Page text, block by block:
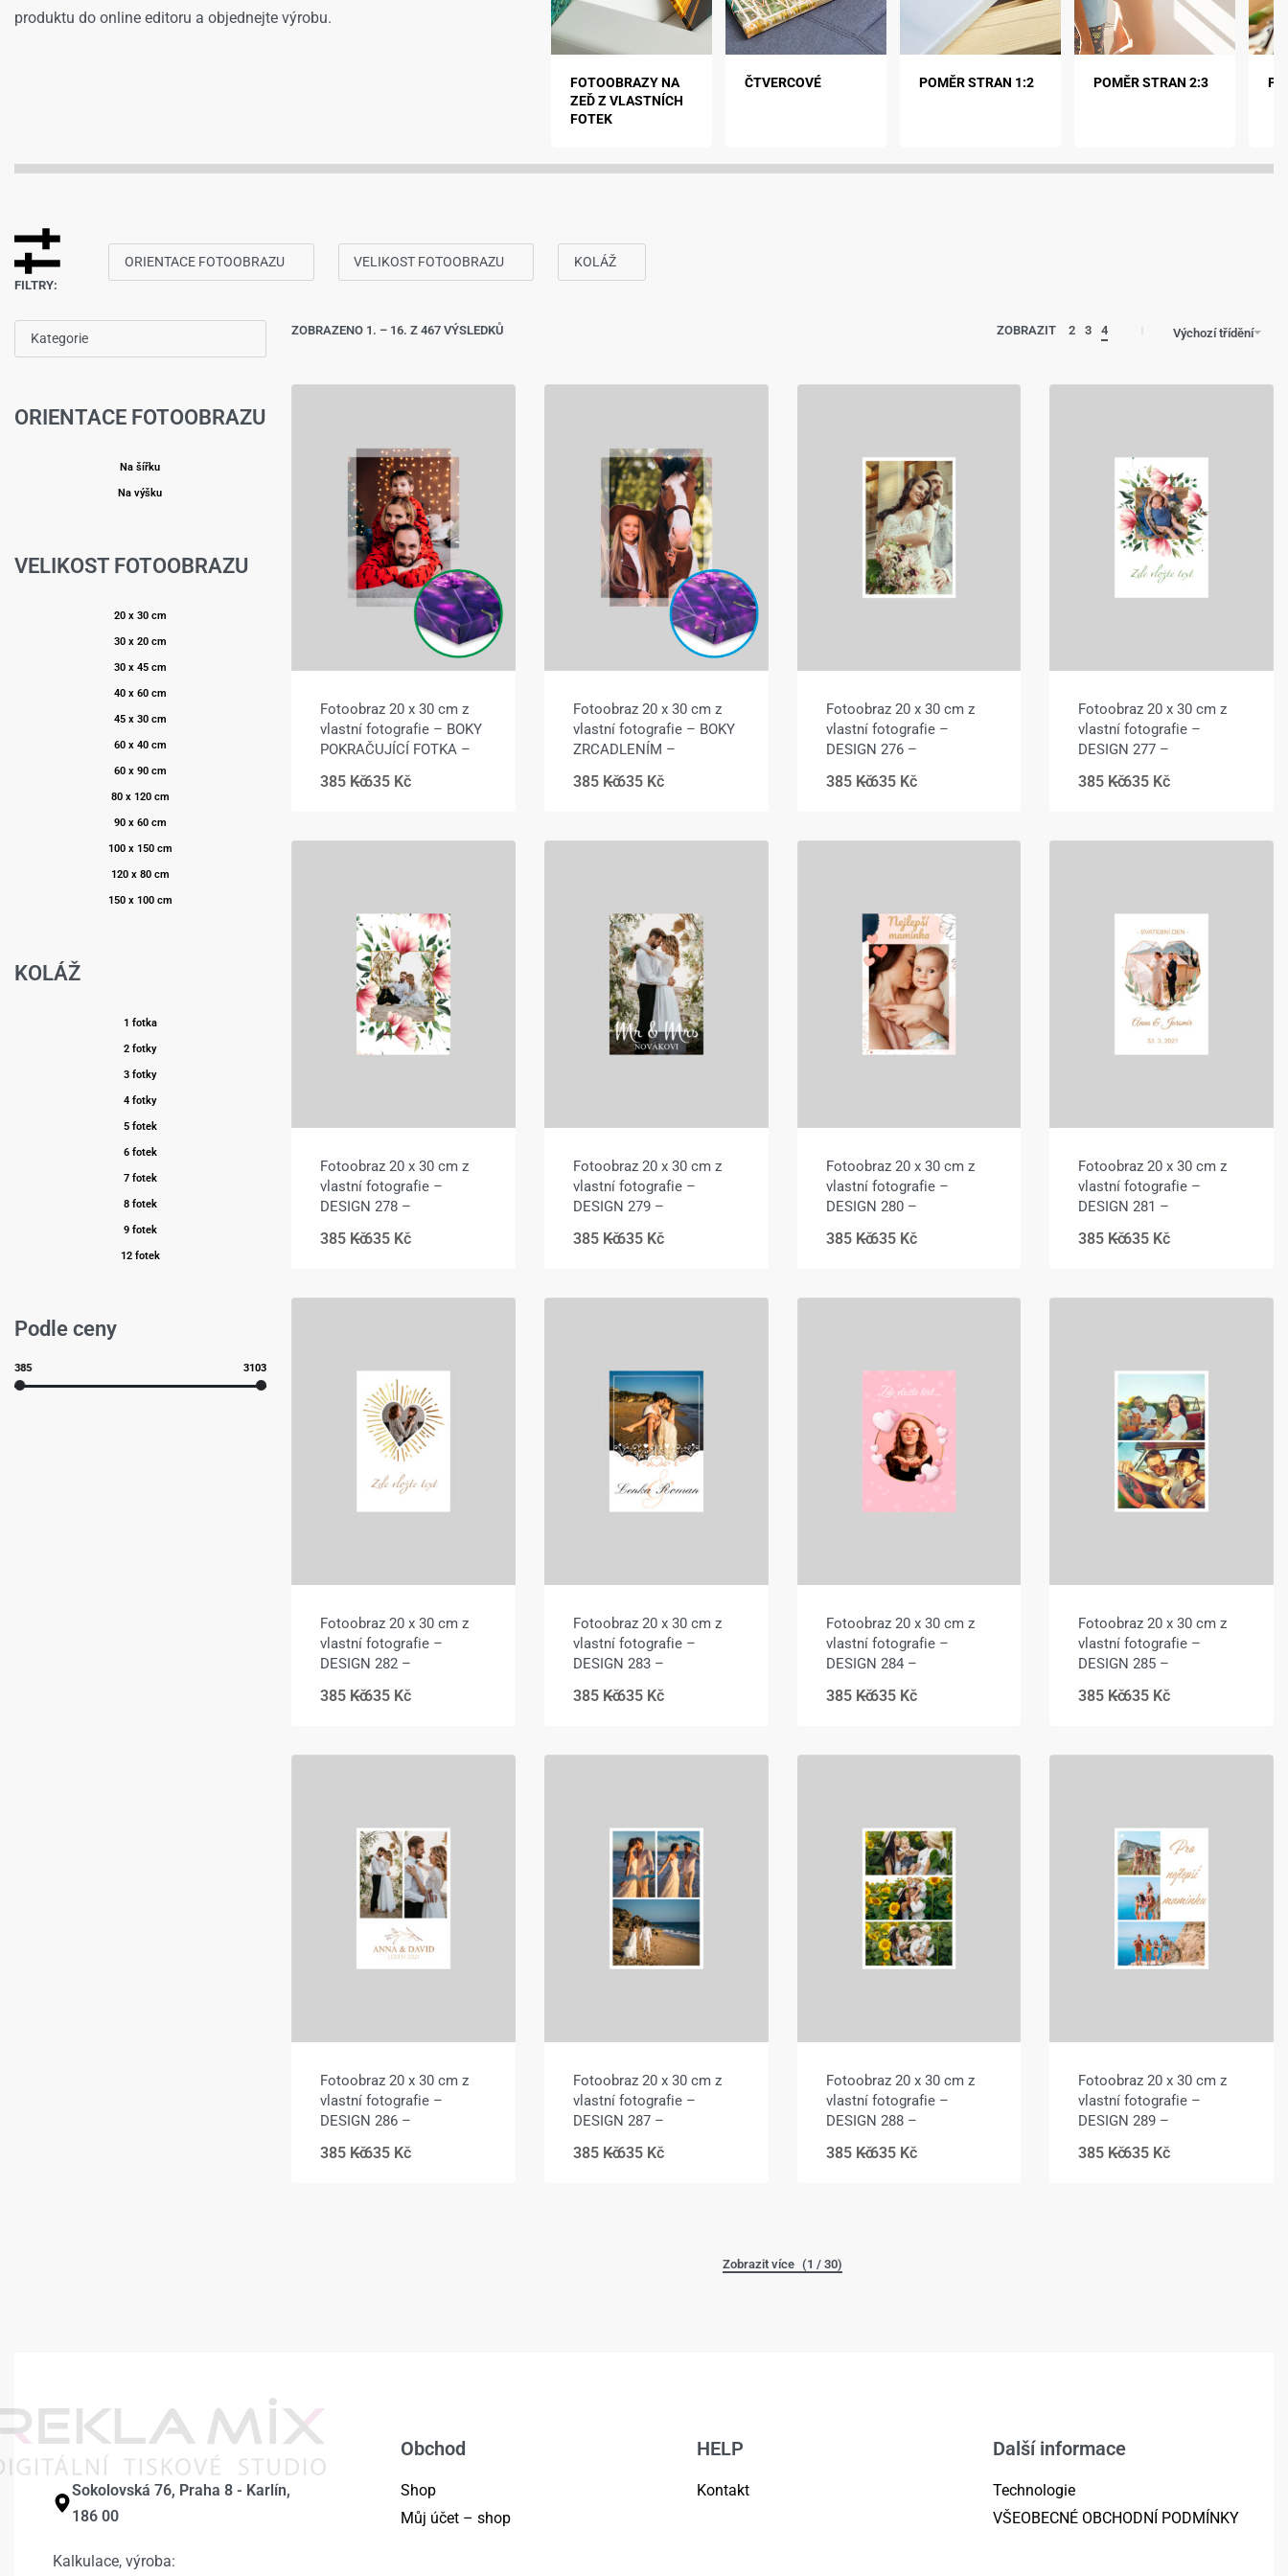
produktu do online editoru a objednejte výrobu.
FOTOOBRAZY NA
ZEĎ Z VLASTNÍCH
FOTEK
ČTVERCOVÉ POMĚR STRAN 1:2 POMĚR STRAN 2:3
Kategorie
ORIENTACE FOTOOBRAZU
Na šířku
Na výšku
VELIKOST FOTOOBRAZU
20 x 30 cm
30 x 20 cm
30 x 45 cm
40 x 60 cm
45 x 30 cm
60 x 40 cm
60 x 90 cm
80 x 120 cm
90 x 60 cm
100 x 150 cm
120 x 80 cm
150 x 100 cm
KOLÁŽ
1 fotka
2 fotky
3 fotky
4 fotky
5 fotek
6 fotek
7 fotek
8 fotek
9 fotek
12 fotek
Podle ceny
385 3103
FILTRY:
ORIENTACE FOTOOBRAZU VELIKOST FOTOOBRAZU KOLÁŽ
ZOBRAZENO 1. – 16. Z 467 VÝSLEDKŮ ZOBRAZIT 2 3 4 Výchozí třídění
Fotoobraz 20 x 30 cm z
vlastní fotografie – BOKY
POKRAČUJÍCÍ FOTKA –
385 Kč635 Kč
Fotoobraz 20 x 30 cm z
vlastní fotografie – BOKY
ZRCADLENÍM –
385 Kč635 Kč
Fotoobraz 20 x 30 cm z
vlastní fotografie –
DESIGN 276 –
385 Kč635 Kč
Fotoobraz 20 x 30 cm z
vlastní fotografie –
DESIGN 277 –
385 Kč635 Kč
Fotoobraz 20 x 30 cm z
vlastní fotografie –
DESIGN 278 –
385 Kč635 Kč
Fotoobraz 20 x 30 cm z
vlastní fotografie –
DESIGN 279 –
385 Kč635 Kč
Fotoobraz 20 x 30 cm z
vlastní fotografie –
DESIGN 280 –
385 Kč635 Kč
Fotoobraz 20 x 30 cm z
vlastní fotografie –
DESIGN 281 –
385 Kč635 Kč
Fotoobraz 20 x 30 cm z
vlastní fotografie –
DESIGN 282 –
385 Kč635 Kč
Fotoobraz 20 x 30 cm z
vlastní fotografie –
DESIGN 283 –
385 Kč635 Kč
Fotoobraz 20 x 30 cm z
vlastní fotografie –
DESIGN 284 –
385 Kč635 Kč
Fotoobraz 20 x 30 cm z
vlastní fotografie –
DESIGN 285 –
385 Kč635 Kč
Fotoobraz 20 x 30 cm z
vlastní fotografie –
DESIGN 286 –
385 Kč635 Kč
Fotoobraz 20 x 30 cm z
vlastní fotografie –
DESIGN 287 –
385 Kč635 Kč
Fotoobraz 20 x 30 cm z
vlastní fotografie –
DESIGN 288 –
385 Kč635 Kč
Fotoobraz 20 x 30 cm z
vlastní fotografie –
DESIGN 289 –
385 Kč635 Kč
(1 / 30)
Sokolovská 76, Praha 8 - Karlín,
186 00
Kalkulace, výroba:
Obchod
Shop
Můj účet – shop
HELP
Kontakt
Další informace
Technologie
VŠEOBECNÉ OBCHODNÍ PODMÍNKY